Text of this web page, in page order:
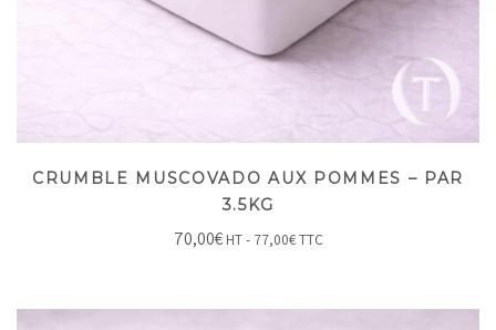
CRUMBLE MUSCOVADO AUX POMMES – PAR
3.5KG
70,00€ HT - 77,00€TTC